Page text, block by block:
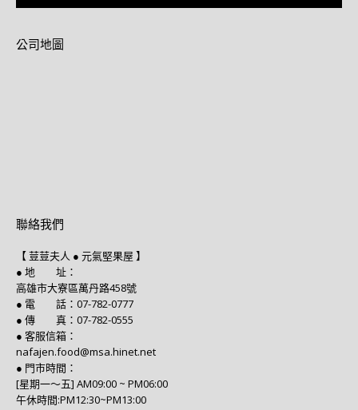
公司地圖
聯絡我們
【 荳荳夫人 ● 元氣堅果屋 】
● 地 址：
高雄市大寮區萬丹路458號
● 電 話：07-782-0777
● 傳 真：07-782-0555
● 客服信箱：
nafajen.food@msa.hinet.net
● 門市時間：
[星期一～五] AM09:00 ~ PM06:00
午休時間:PM12:30~PM13:00